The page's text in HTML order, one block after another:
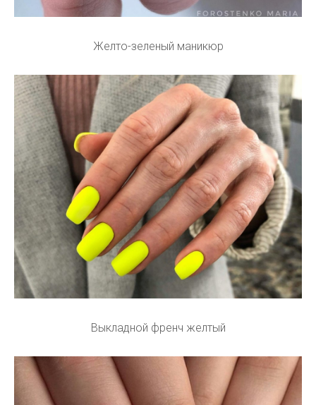
Желто-зеленый маникюр
Выкладной френч желтый